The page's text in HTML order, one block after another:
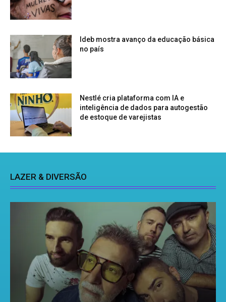
Ideb mostra avanço da educação básica
no país
Nestlé cria plataforma com IA e
inteligência de dados para autogestão
de estoque de varejistas
LAZER & DIVERSÃO